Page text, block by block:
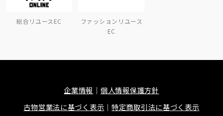
総合リユースEC
ファッションリユース
EC
企業情報
個人情報保護方針
古物営業法に基づく表示
特定商取引法に基づく表示